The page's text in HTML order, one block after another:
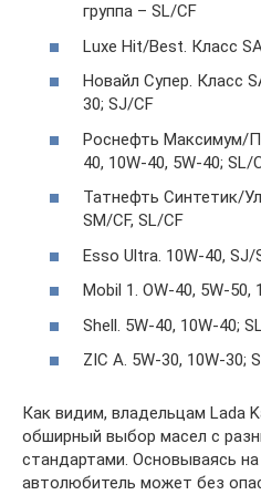
группа – SL/CF
Luxe Hit/Best. Класс
Новайл Супер. Класс
30; SJ/CF
Роснефть Максимум/
40, 10W-40, 5W-40; SL/
Татнефть Синтетик/
SM/СF, SL/CF
Esso Ultra. 10W-40, SJ/
Mobil 1. OW-40, 5W-
Shell. 5W-40, 10W-40;
ZIC A. 5W-30, 10W-30;
Как видим, владельцам Lada
обширный выбор масел с
стандартами. Основываясь на
автолюбитель может без